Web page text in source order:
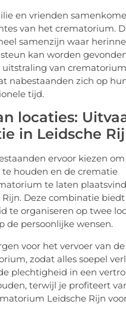
en vrienden
van het crematorium.
samenzijn waar
kan worden
uitstraling van crematorium
nabestaanden zich op
tijd.
locaties:
in Leidsche
ervoor kiezen
te houden en de crematie
te laten
. Deze combinatie
te organiseren op twee
de persoonlijke wensen.
voor het vervoer van de
zodat alles soepel
plechtigheid in een
terwijl je profiteert
Leidsche Rijn